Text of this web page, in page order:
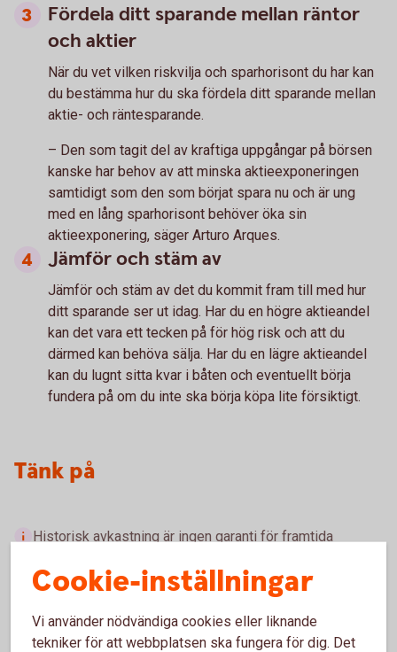
Fördela ditt sparande mellan räntor
och aktier
När du vet vilken riskvilja och sparhorisont du har kan
du bestämma hur du ska fördela ditt sparande mellan
aktie- och räntesparande.
– Den som tagit del av kraftiga uppgångar på börsen
kanske har behov av att minska aktieexponeringen
samtidigt som den som börjat spara nu och är ung
med en lång sparhorisont behöver öka sin
aktieexponering, säger Arturo Arques.
Jämför och stäm av
Jämför och stäm av det du kommit fram till med hur
ditt sparande ser ut idag. Har du en högre aktieandel
kan det vara ett tecken på för hög risk och att du
därmed kan behöva sälja. Har du en lägre aktieandel
kan du lugnt sitta kvar i båten och eventuellt börja
fundera på om du inte ska börja köpa lite försiktigt.
Tänk på
Historisk avkastning är ingen garanti för framtida
kan både öka och minska i värde och det är inte säkert
att du får tillbaka det investerade kapitalet.
Cookie-inställningar
Vi använder nödvändiga cookies eller liknande
tekniker för att webbplatsen ska fungera för dig. Det